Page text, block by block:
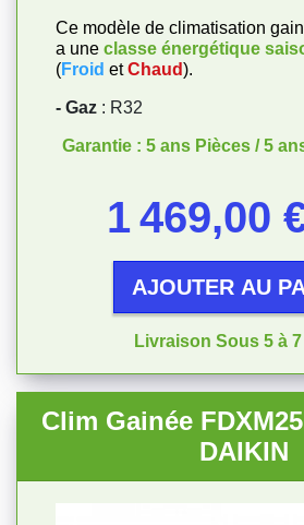
Ce modèle de climatisation
a une classe énergétique
(Froid et Chaud).
- Gaz : R32
Garantie : 5 ans Pièces / 5
1 469,00
AJOUTER AU
Livraison Sous 5 à
Clim Gainée
DAIKIN